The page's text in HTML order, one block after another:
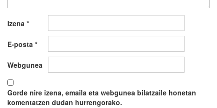
Izena *
E-posta *
Webgunea
Gorde nire izena, emaila eta webgunea bilatzaile honetan
komentatzen dudan hurrengorako.